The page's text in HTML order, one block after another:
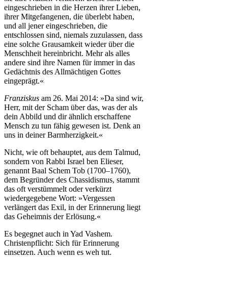
eingeschrieben in die Herzen ihrer Lieben,
ihrer Mitgefangenen, die überlebt haben,
und all jener eingeschrieben, die
entschlossen sind, niemals zuzulassen, dass
eine solche Grausamkeit wieder über die
Menschheit hereinbricht. Mehr als alles
andere sind ihre Namen für immer in das
Gedächtnis des Allmächtigen Gottes
eingeprägt.«
Franziskus am 26. Mai 2014: »Da sind wir,
Herr, mit der Scham über das, was der als
dein Abbild und dir ähnlich erschaffene
Mensch zu tun fähig gewesen ist. Denk an
uns in deiner Barmherzigkeit.«
Nicht, wie oft behauptet, aus dem Talmud,
sondern von Rabbi Israel ben Elieser,
genannt Baal Schem Tob (1700–1760),
dem Begründer des Chassidismus, stammt
das oft verstümmelt oder verkürzt
wiedergegebene Wort: »Vergessen
verlängert das Exil, in der Erinnerung liegt
das Geheimnis der Erlösung.«
Es begegnet auch in Yad Vashem.
Christenpflicht: Sich für Erinnerung
einsetzen. Auch wenn es weh tut.